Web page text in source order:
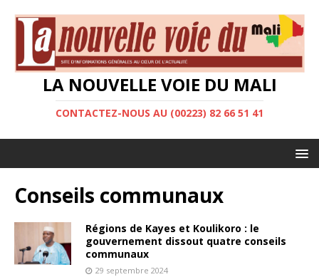
LA NOUVELLE VOIE DU MALI
CONTACTEZ-NOUS AU (00223) 82 66 51 41
Conseils communaux
Régions de Kayes et Koulikoro : le
gouvernement dissout quatre conseils
communaux
29 septembre 2024